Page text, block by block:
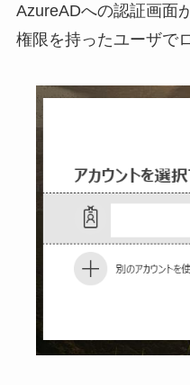
AzureADへの認証画面
権限を持ったユーザで